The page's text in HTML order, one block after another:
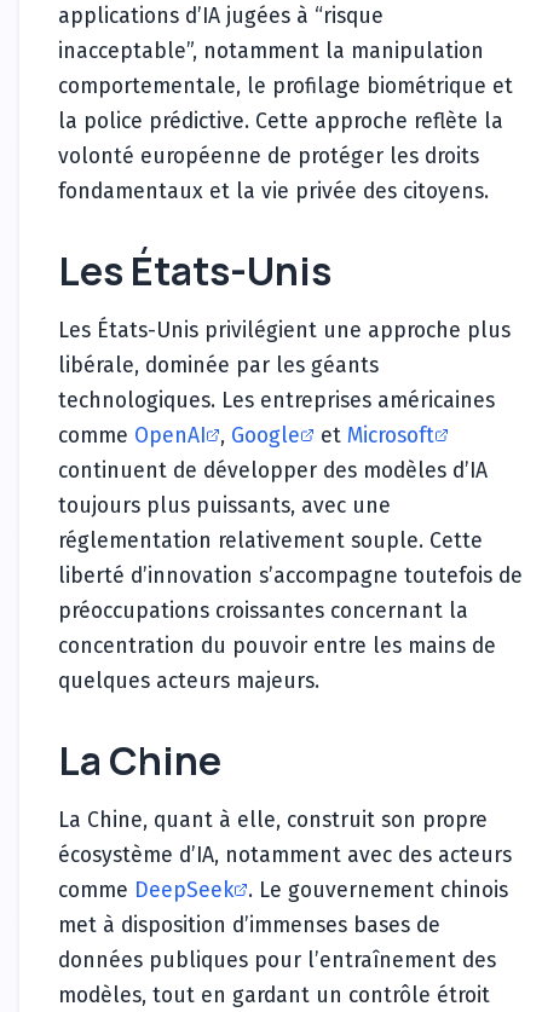
applications d’IA jugées à “risque
inacceptable”, notamment la manipulation
comportementale, le profilage biométrique et
la police prédictive. Cette approche reflète la
volonté européenne de protéger les droits
fondamentaux et la vie privée des citoyens.
Les États-Unis
Les États-Unis privilégient une approche plus
libérale, dominée par les géants
technologiques. Les entreprises américaines
comme OpenAI , Google et Microsoft
continuent de développer des modèles d’IA
toujours plus puissants, avec une
réglementation relativement souple. Cette
liberté d’innovation s’accompagne toutefois de
préoccupations croissantes concernant la
concentration du pouvoir entre les mains de
quelques acteurs majeurs.
La Chine
La Chine, quant à elle, construit son propre
écosystème d’IA, notamment avec des acteurs
comme DeepSeek
. Le gouvernement chinois
met à disposition d’immenses bases de
données publiques pour l’entraînement des
modèles, tout en gardant un contrôle étroit